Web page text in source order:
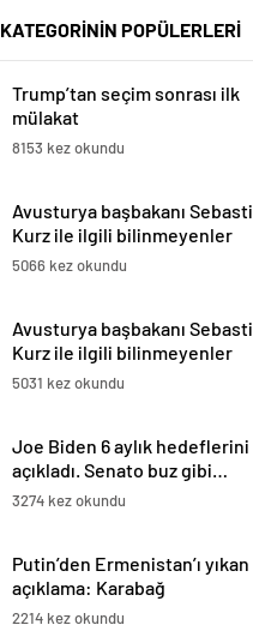
KATEGORİNİN POPÜLERLERİ
Trump’tan seçim sonrası ilk
mülakat
8153 kez okundu
Avusturya başbakanı
Kurz ile ilgili bilinmeyenler
5066 kez okundu
Avusturya başbakanı
Kurz ile ilgili bilinmeyenler
5031 kez okundu
Joe Biden 6 aylık hedeflerini
açıkladı. Senato buz gibi…
3274 kez okundu
Putin’den Ermenistan’ı yıkan
açıklama: Karabağ
Azerbaycan’ın ayrılmaz bir
2214 kez okundu